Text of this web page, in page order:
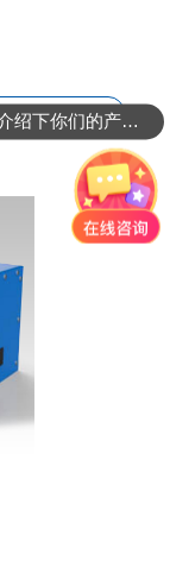
你们的产品怎么收费的呢?